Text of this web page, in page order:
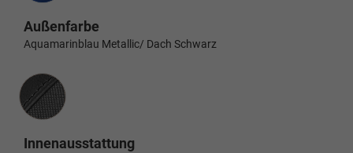
Außenfarbe
Aquamarinblau Metallic/ Dach Schwarz
Innenausstattung
Innenausstattung